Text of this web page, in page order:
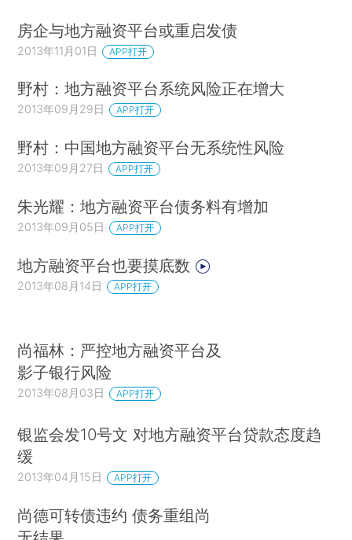
房企与地方融资平台或重启发债
2013年11月01日 APP打开
野村：地方融资平台系统风险正在增大
2013年09月29日 APP打开
野村：中国地方融资平台无系统性风险
2013年09月27日 APP打开
朱光耀：地方融资平台债务料有增加
2013年09月05日 APP打开
地方融资平台也要摸底数
2013年08月14日 APP打开
尚福林：严控地方融资平台及
影子银行风险
2013年08月03日 APP打开
银监会发10号文 对地方融资平台贷款态度趋
缓
2013年04月15日 APP打开
尚德可转债违约 债务重组尚